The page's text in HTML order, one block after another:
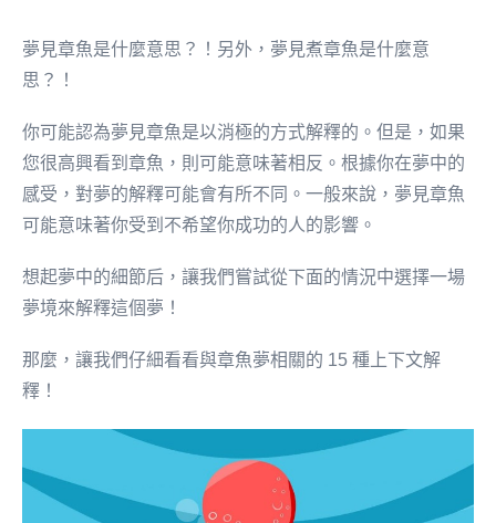
夢見章魚是什麼意思？！另外，夢見煮章魚是什麼意
思？！
你可能認為夢見章魚是以消極的方式解釋的。但是，如果
您很高興看到章魚，則可能意味著相反。根據你在夢中的
感受，對夢的解釋可能會有所不同。一般來說，夢見章魚
可能意味著你受到不希望你成功的人的影響。
想起夢中的細節后，讓我們嘗試從下面的情況中選擇一場
夢境來解釋這個夢！
那麼，讓我們仔細看看與章魚夢相關的 15 種上下文解
釋！